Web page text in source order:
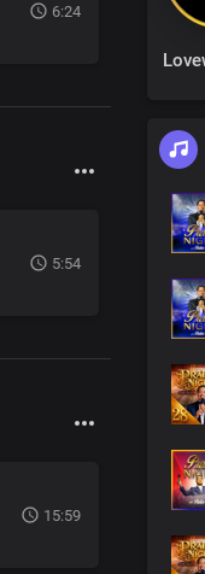
6:24
5:54
15:59